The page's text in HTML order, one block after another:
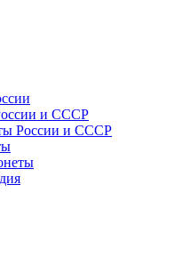
и СССР
России и СССР